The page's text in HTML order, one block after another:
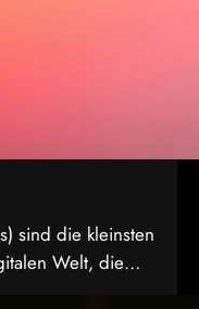
sind die kleinsten
Welt, die